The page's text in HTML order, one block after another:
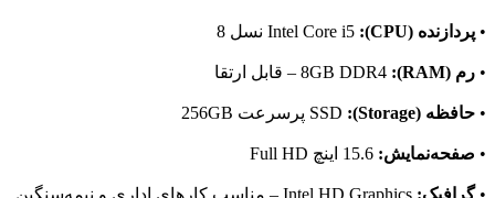
• پردازنده (CPU):
• رم (RAM):
• حافظه (Storage):
• صفحه‌نمایش:
•گرافیک: